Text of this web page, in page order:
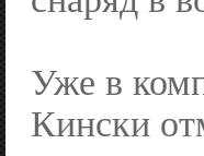
Уже в
Кински